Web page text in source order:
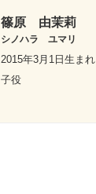
篠原 由茉莉
シノハラ ユマリ
2015年3月1日生まれ
子役